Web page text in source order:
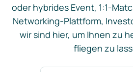
oder hybrides Event, 1:1-
Networking-Plattform,
wir sind hier, um Ihnen zu
fliegen zu